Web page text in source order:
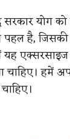
सरकार योग
पहल है,
चाहिए। हमें